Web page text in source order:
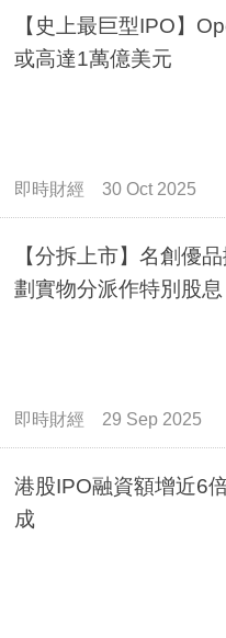
【史上最巨型IPO】
或高達1萬億美元
即時財經 30 Oct 2025
【分拆上市】名創優
劃實物分派作特別股息
即時財經 29 Sep 2025
港股IPO融資額增近6
成